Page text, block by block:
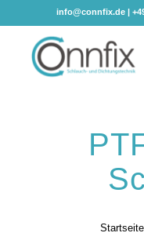
info@connfix.de|
Startseite